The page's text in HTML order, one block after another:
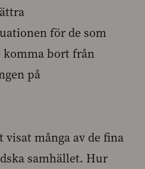
för de som
komma bort från
på
visat många av de fina
samhället. Hur